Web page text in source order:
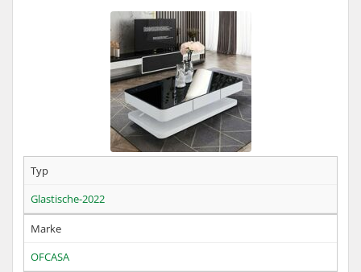
Typ
Glastische-2022
Marke
OFCASA